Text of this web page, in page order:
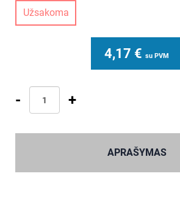
Užsakoma
4,17 € su PVM
- +
APRAŠYMAS